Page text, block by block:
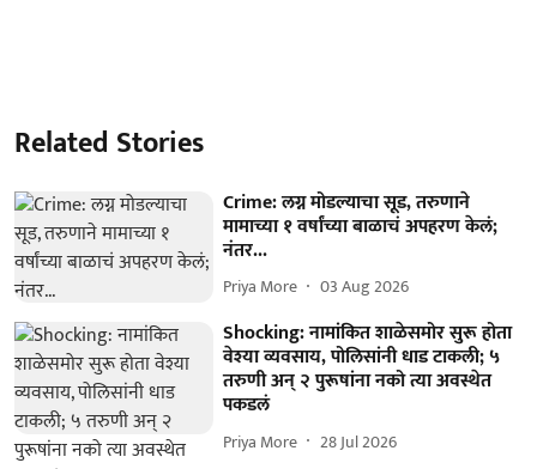
Related Stories
Crime: लग्न मोडल्याचा सूड, तरुणाने
मामाच्या १ वर्षांच्या बाळाचं अपहरण केलं;
नंतर...
Priya More 03 Aug 2026
Shocking: नामांकित शाळेसमोर सुरू होता
वेश्या व्यवसाय, पोलिसांनी धाड टाकली; ५
तरुणी अन् २ पुरूषांना नको त्या अवस्थेत
पकडलं
Priya More 28 Jul 2026